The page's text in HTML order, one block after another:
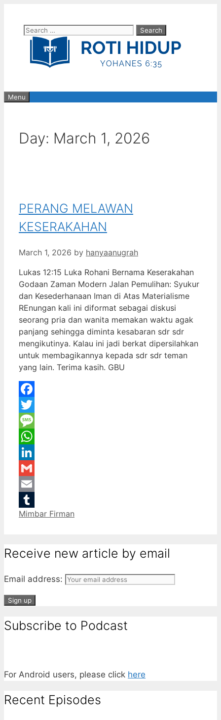
contentSearch
for:
Menu
Day: March 1, 2026
PERANG MELAWAN
KESERAKAHAN
March 1, 2026 by hanyaanugrah
Lukas 12:15 Luka Rohani Bernama Keserakahan
Godaan Zaman Modern Jalan Pemulihan: Syukur
dan Kesederhanaan Iman di Atas Materialisme
REnungan kali ini diformat sebagai diskusi
seorang pria dan wanita memakan waktu agak
panjang sehingga diminta kesabaran sdr sdr
mengikutinya. Kalau ini jadi berkat dipersilahkan
untuk membagikannya kepada sdr sdr teman
yang lain. Terima kasih. GBU
Facebook
Twitter
Message
WhatsApp
LinkedIn
Gmail
Email
Tumblr
Categories
Mimbar Firman
Receive new article by email
Email address:
Subscribe to Podcast
For Android users, please click here
Recent Episodes